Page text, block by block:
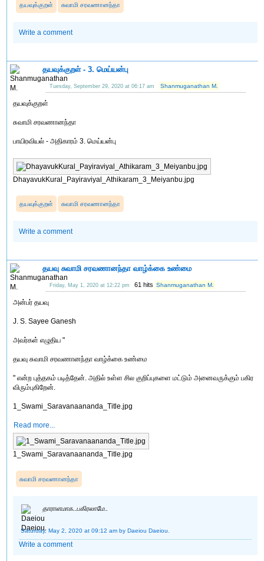
தயவுக்குறள் சுவாமி சரவணானந்தா
Write a comment
தயவுக்குறள் - 3. மெய்யன்பு
Tuesday, September 29, 2020 at 06:17 am Shanmuganathan M.
தயவுக்குறள்
சுவாமி சரவணானந்தா
பாயிரவியல் - அதிகாரம் 3. மெய்யன்பு
DhayavukKural_Payiraviyal_Athikaram_3_Meiyanbu.jpg
தயவுக்குறள் சுவாமி சரவணானந்தா
Write a comment
தயவு சுவாமி சரவணானந்தா வாழ்க்கை உண்மை
Friday, May 1, 2020 at 12:22 pm 61 hits Shanmuganathan M.
அன்பர் தயவு
J. S. Sayee Ganesh
அவர்கள் எழுதிய "
தயவு சுவாமி சரவணானந்தா வாழ்க்கை உண்மை
" என்ற புத்தகம் படித்தேன். அதில் உள்ள சில குறிப்புகளை மட்டும் அனைவருக்கும் பகிர
விரும்புகிறேன்.
1_Swami_Saravanaananda_Title.jpg
Read more...
1_Swami_Saravanaananda_Title.jpg
சுவாமி சரவணானந்தா
தாராளமாக..பகிரலாமே..
Saturday, May 2, 2020 at 09:12 am by Daeiou Daeiou.
Write a comment